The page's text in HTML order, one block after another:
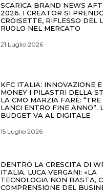
SCARICA BRAND NEWS
2026. I CREATOR SI
CROISETTE, RIFLESSO DEL
RUOLO NEL MERCATO
21 Luglio 2026
KFC ITALIA: INNOVAZIONE E
MONEY I PILASTRI DELLA
LA CMO MARZIA FARÈ: “TRE
LANCI ENTRO FINE ANNO”.
BUDGET VA AL DIGITALE
15 Luglio 2026
DENTRO LA CRESCITA DI
ITALIA. LUCA VERGANI: «LA
TECNOLOGIA NON BASTA,
COMPRENSIONE DEL